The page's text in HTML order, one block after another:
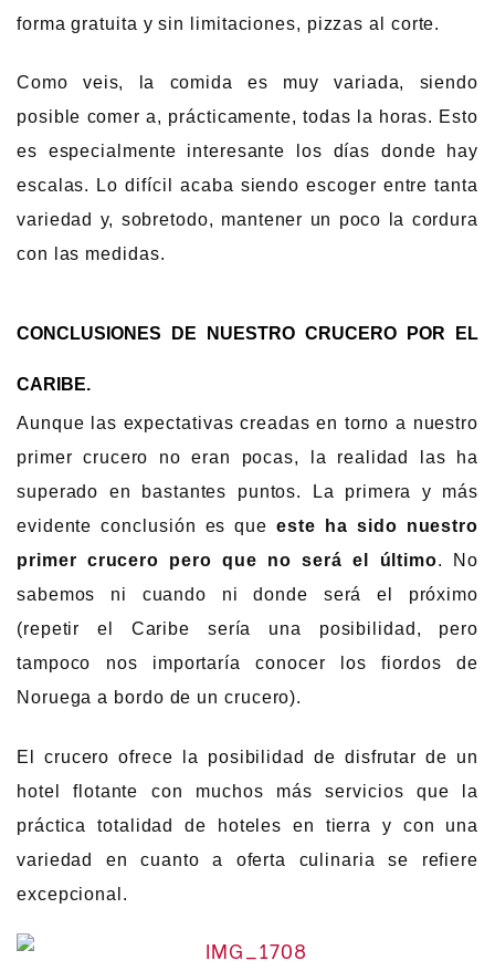
forma gratuita y sin limitaciones, pizzas al corte.
Como veis, la comida es muy variada, siendo
posible comer a, prácticamente, todas la horas. Esto
es especialmente interesante los días donde hay
escalas. Lo difícil acaba siendo escoger entre tanta
variedad y, sobretodo, mantener un poco la cordura
con las medidas.
CONCLUSIONES DE NUESTRO CRUCERO POR EL
CARIBE.
Aunque las expectativas creadas en torno a nuestro
primer crucero no eran pocas, la realidad las ha
superado en bastantes puntos. La primera y más
evidente conclusión es queeste ha sido nuestro
primer crucero pero que no será el último. No
sabemos ni cuando ni donde será el próximo
(repetir el Caribe sería una posibilidad, pero
tampoco nos importaría conocer los fiordos de
Noruega a bordo de un crucero).
El crucero ofrece la posibilidad de disfrutar de un
hotel flotante con muchos más servicios que la
práctica totalidad de hoteles en tierra y con una
variedad en cuanto a oferta culinaria se refiere
excepcional.